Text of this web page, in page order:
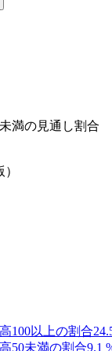
満の見通し割合
100以上の割合
50未満の割合9.1